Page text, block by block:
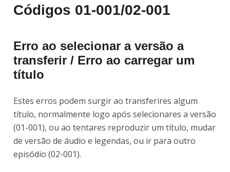
Códigos 01-001/02-001
Erro ao selecionar a versão a
transferir / Erro ao carregar um
título
Estes erros podem surgir ao transferires algum
título, normalmente logo após selecionares a versão
(01-001), ou ao tentares reproduzir um título, mudar
de versão de áudio e legendas, ou ir para outro
episódio (02-001).